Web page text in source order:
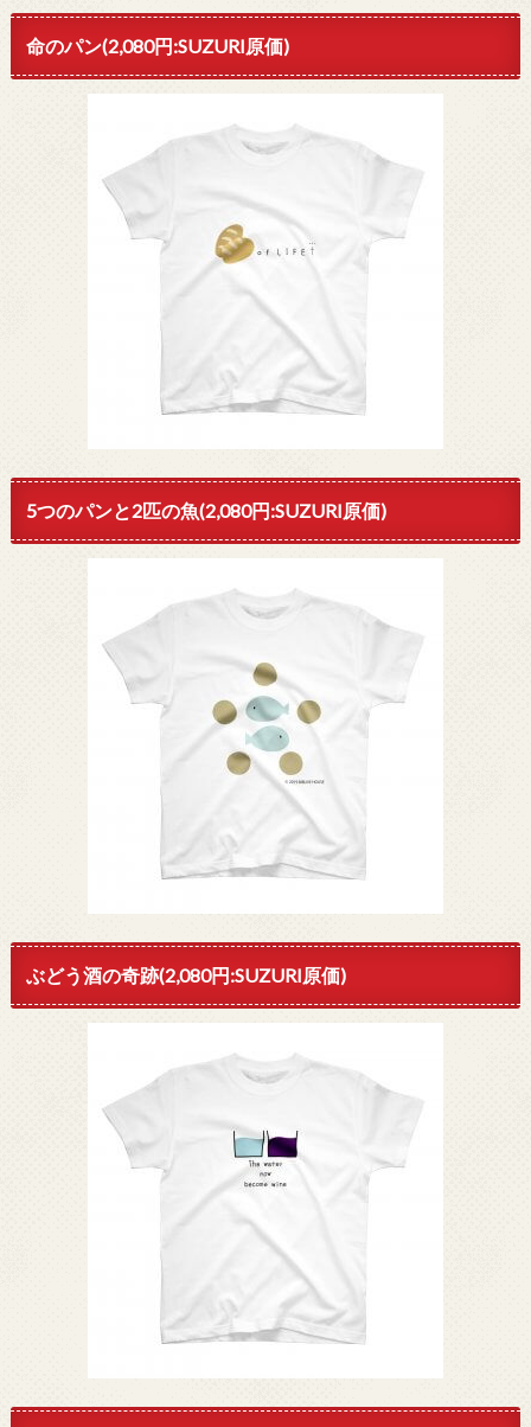
命のパン(2,080円:SUZURI原価)
5つのパンと2匹の魚(2,080円:SUZURI原価)
ぶどう酒の奇跡(2,080円:SUZURI原価)